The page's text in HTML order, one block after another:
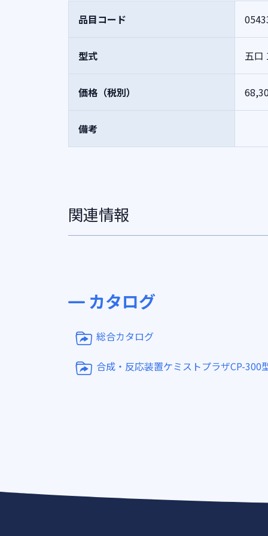
品目コード
型式 五口
価格（税別）
備考
関連情報
カタログ
総合カタログ
合成・反応装置ケミストプラザCP-300